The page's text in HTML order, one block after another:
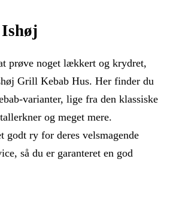
prøve noget lækkert og krydret,
Grill Kebab Hus. Her finder du
varianter, lige fra den klassiske
og meget mere.
godt ry for deres velsmagende
så du er garanteret en god